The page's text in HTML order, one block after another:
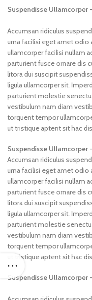
Suspendisse Ullamcorper -
Accumsan ridiculus
urna facilisi eget amet odio
ullamcorper facilisi nullam
parturient fusce ornare dis
litora dui suscipit
ligula ullamcorper sit.
parturient molestie
vestibulum nam diam
torquent tempor
ut tristique aptent sit hac
Suspendisse Ullamcorper -
Accumsan ridiculus
urna facilisi eget amet odio
ullamcorper facilisi nullam
parturient fusce ornare dis
litora dui suscipit
ligula ullamcorper sit.
parturient molestie
vestibulum nam diam
torquent tempor
ut tristique aptent sit hac
Suspendisse Ullamcorper -